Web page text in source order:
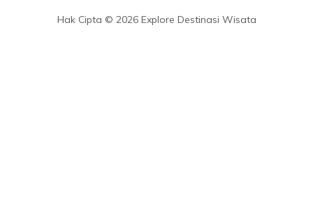
Hak Cipta © 2026 Explore Destinasi Wisata